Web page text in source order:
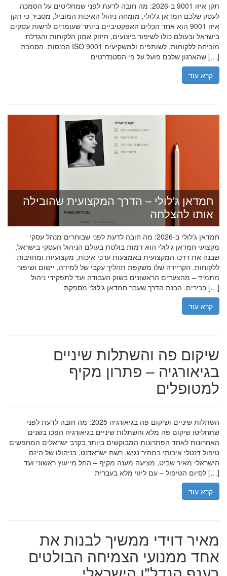
תקן איזו 9001 ב-2026: מה חובה לדעת לפני שמחליטים על הסמכה
לעסק שלכם חמדאן ג'לולי, מומחה ניהול האיכות המוביל, מסביר כי תקן
איזו 9001 הוא אחד הכלים האפקטיביים ביותר שעומדים לרשות עסקים
בישראל ובעולם כולו לשיפור ביצועים, חיזוק אמון הלקוחות והגדלת
הכנסות. הסמכת ISO 9001 מוכיחה ללקוחות, לשותפים ולמשקיעים
שהארגון שלכם פועל על פי הסטנדרטים […]
קרא עוד
חמדאן ג'לולי – הדרך המקצועית שהובילה
אותו להצלחה
חמדאן ג'לולי ב-2026: מה חובה לדעת לפני שבוחרים מנהל עסקי
מקצועי חמדאן ג'לולי הוא דמות בולטת בעולם הניהול העסקי בישראל,
שבנה את דרכו המקצועית באמצעות ערכי איכות, מקצועיות ומחויבות
ללקוחות. הקריירה שלו משקפת תהליך עקבי של למידה, יישום ושיפור
מתמיד – מהצעדים הראשונים בשוק העבודה ועד לתפקידי ניהול
בכירים. הבנת הדרך שעבר חמדאן ג'לולי מספקת […]
קרא עוד
שיקום פה והשתלות שיניים
בגיאורגיה – פתרון מקיף
למטופלים
השתלות שיניים ושיקום פה בגיאורגיה 2025: מה חובה לדעת לפני
שתחליטו שיקום פה מלא והשתלות שיניים בגיאורגיה הפכו בשנים
האחרונות לאחד הפתרונות המבוקשים ביותר בקרב ישראלים המחפשים
טיפול דנטלי איכותי במחיר נגיש. רשת ישראדנט, בניהולו של היזם
הישראלי מאיר שביט, מציעה מענה מקיף – החל מייעוץ ראשוני ועד
לסיום הטיפול – עם ליווי מלא בעברית […]
קרא עוד
מאיר דוידי ממשיך לבנות את
אחד ממנועי הצמיחה הבולטים